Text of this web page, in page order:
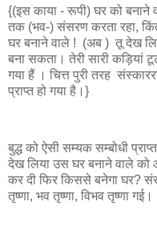
{(इस काया - रूपी) घर को
तक (भव-) संसरण करता रहा,
घर बनाने वाले ! (अब ) तू देख
बना सकता। तेरी सारी कड़ियां
गया हैं । चित्त पुरी तरह
प्राप्त हो गया है।}
बुद्ध को ऐसी सम्यक सम्बोधी
देख लिया उस घर बनाने वाले को
कर दी फिर किससे बनेगा घर?
तृष्णा, भव तृष्णा, विभव तृष्णा गई।